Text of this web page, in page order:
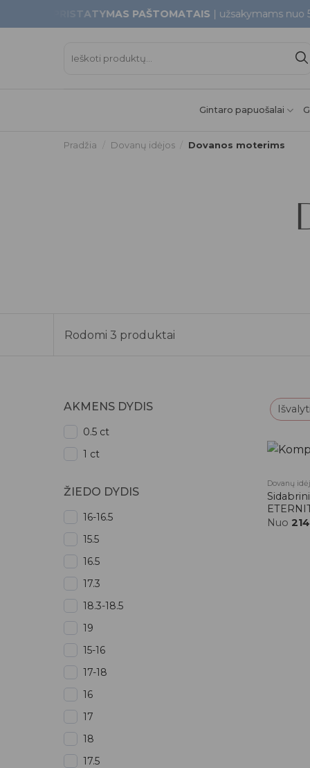
to
PRISTATYMAS PAŠTOMATAIS| užsakymams nuo 50€
Gintaro papuošalai
Pradžia Dovanų idėjos Dovanos moterims
Rodomi 3 produktai
AKMENS DYDIS
0.5 ct
1 ct
ŽIEDO DYDIS
16-16.5
15.5
16.5
17.3
18.3-18.5
19
15-16
17-18
16
17
18
17.5
Dovanų
Nuo